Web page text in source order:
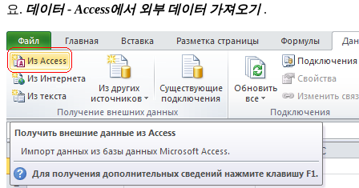
요. 데이터 - Access에서 외부 데이터 가져오기 .